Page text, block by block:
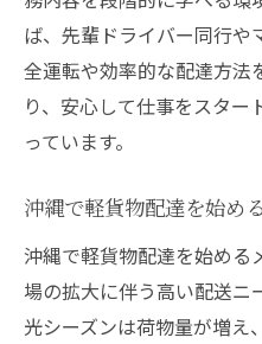
ば、先輩ドライバー同行や
全運転や効率的な配達方法
り、安心して仕事をスタ
っています。
沖縄で軽貨物配達を始め
沖縄で軽貨物配達を始める
場の拡大に伴う高い配送ニ
光シーズンは荷物量が増え